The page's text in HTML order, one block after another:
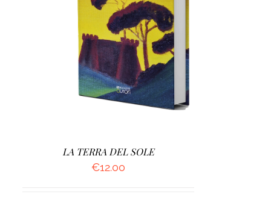
AGGIUNGI AL CARRELLO /
LA TERRA DEL SOLE
€12.00